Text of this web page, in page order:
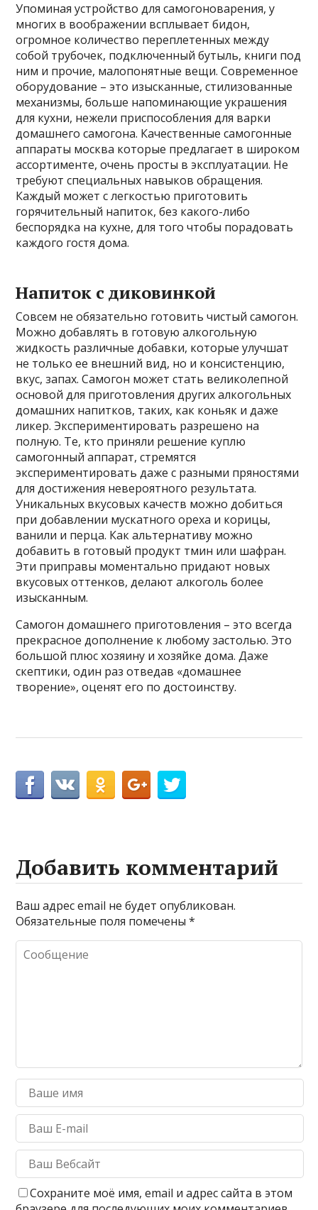
Упоминая устройство для самогоноварения, у
многих в воображении всплывает бидон,
огромное количество переплетенных между
собой трубочек, подключенный бутыль, книги под
ним и прочие, малопонятные вещи. Современное
оборудование – это изысканные, стилизованные
механизмы, больше напоминающие украшения
для кухни, нежели приспособления для варки
домашнего самогона. Качественные самогонные
аппараты москва которые предлагает в широком
ассортименте, очень просты в эксплуатации. Не
требуют специальных навыков обращения.
Каждый может с легкостью приготовить
горячительный напиток, без какого-либо
беспорядка на кухне, для того чтобы порадовать
каждого гостя дома.
Напиток с диковинкой
Совсем не обязательно готовить чистый самогон.
Можно добавлять в готовую алкогольную
жидкость различные добавки, которые улучшат
не только ее внешний вид, но и консистенцию,
вкус, запах. Самогон может стать великолепной
основой для приготовления других алкогольных
домашних напитков, таких, как коньяк и даже
ликер. Экспериментировать разрешено на
полную. Те, кто приняли решение куплю
самогонный аппарат, стремятся
экспериментировать даже с разными пряностями
для достижения невероятного результата.
Уникальных вкусовых качеств можно добиться
при добавлении мускатного ореха и корицы,
ванили и перца. Как альтернативу можно
добавить в готовый продукт тмин или шафран.
Эти приправы моментально придают новых
вкусовых оттенков, делают алкоголь более
изысканным.
Самогон домашнего приготовления – это всегда
прекрасное дополнение к любому застолью. Это
большой плюс хозяину и хозяйке дома. Даже
скептики, один раз отведав «домашнее
творение», оценят его по достоинству.
Добавить комментарий
Ваш адрес email не будет опубликован.
Обязательные поля помечены*
Сохраните моё имя, email и адрес сайта в этом